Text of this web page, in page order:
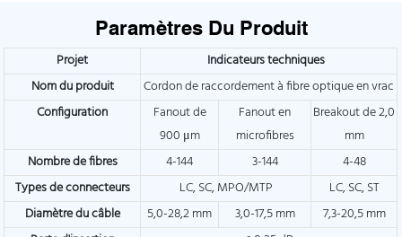
Paramètres Du Produit
Projet
Indicateurs techniques
Nom du produit
Cordon de raccordement à fibre optique en vrac
Configuration
Fanout de
900 μm
Fanout en
microfibres
Breakout de 2,0
mm
Nombre de fibres
4-144 3-144
4-48
Types de connecteurs
LC, SC, MPO/MTP
LC, SC, ST
Diamètre du câble
5,0-28,2 mm 3,0-17,5 mm
7,3-20,5 mm